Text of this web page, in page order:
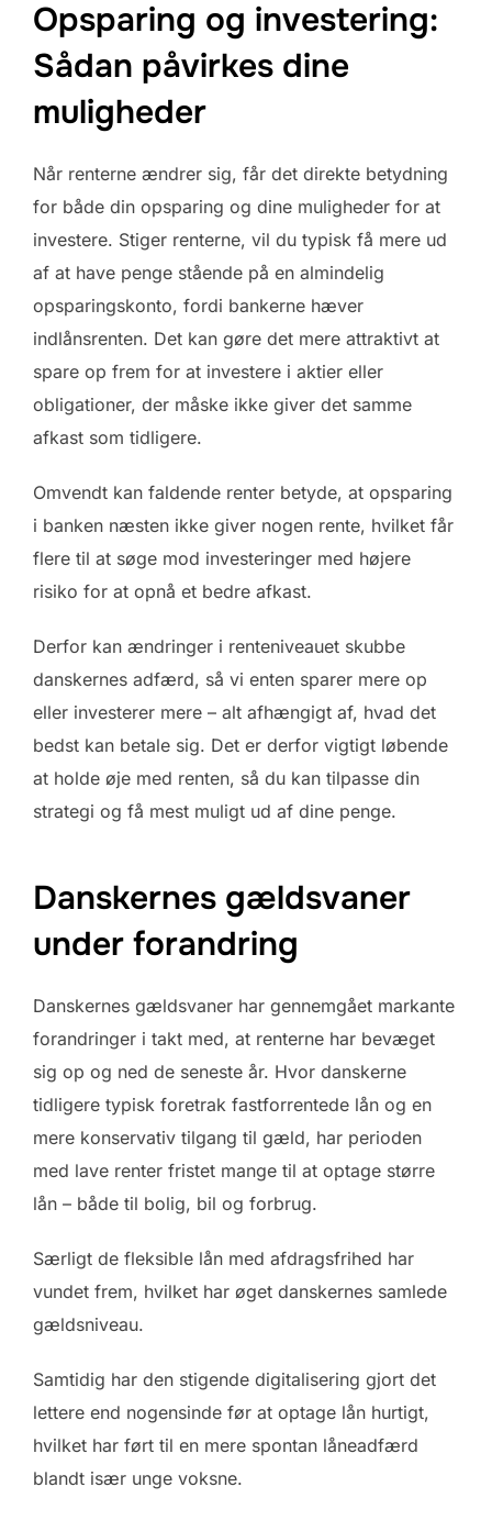
Opsparing og investering:
Sådan påvirkes dine
muligheder
Når renterne ændrer sig, får det direkte betydning
for både din opsparing og dine muligheder for at
investere. Stiger renterne, vil du typisk få mere ud
af at have penge stående på en almindelig
opsparingskonto, fordi bankerne hæver
indlånsrenten. Det kan gøre det mere attraktivt at
spare op frem for at investere i aktier eller
obligationer, der måske ikke giver det samme
afkast som tidligere.
Omvendt kan faldende renter betyde, at opsparing
i banken næsten ikke giver nogen rente, hvilket får
flere til at søge mod investeringer med højere
risiko for at opnå et bedre afkast.
Derfor kan ændringer i renteniveauet skubbe
danskernes adfærd, så vi enten sparer mere op
eller investerer mere – alt afhængigt af, hvad det
bedst kan betale sig. Det er derfor vigtigt løbende
at holde øje med renten, så du kan tilpasse din
strategi og få mest muligt ud af dine penge.
Danskernes gældsvaner
under forandring
Danskernes gældsvaner har gennemgået markante
forandringer i takt med, at renterne har bevæget
sig op og ned de seneste år. Hvor danskerne
tidligere typisk foretrak fastforrentede lån og en
mere konservativ tilgang til gæld, har perioden
med lave renter fristet mange til at optage større
lån – både til bolig, bil og forbrug.
Særligt de fleksible lån med afdragsfrihed har
vundet frem, hvilket har øget danskernes samlede
gældsniveau.
Samtidig har den stigende digitalisering gjort det
lettere end nogensinde før at optage lån hurtigt,
hvilket har ført til en mere spontan låneadfærd
blandt især unge voksne.